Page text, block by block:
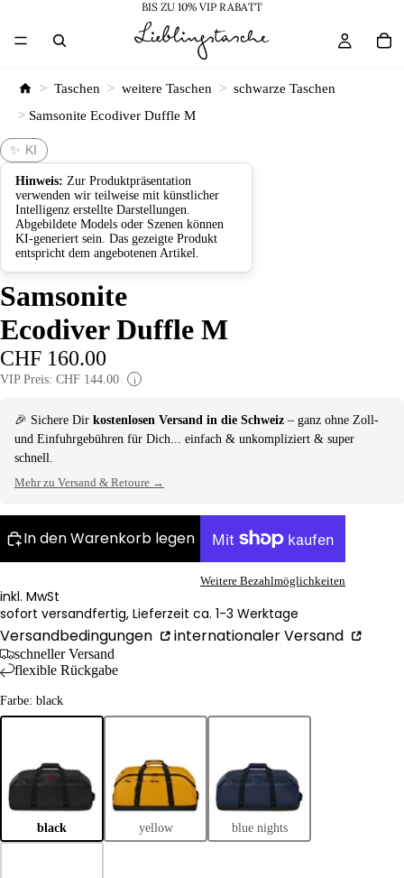
BIS ZU 10% VIP RABATT
> Taschen > weitere Taschen > schwarze Taschen
> Samsonite Ecodiver Duffle M
✨ KI
Hinweis: Zur Produktpräsentation
verwenden wir teilweise mit künstlicher
Intelligenz erstellte Darstellungen.
Abgebildete Models oder Szenen können
KI-generiert sein. Das gezeigte Produkt
entspricht dem angebotenen Artikel.
Samsonite
Ecodiver Duffle M
CHF 160.00
VIP Preis: CHF 144.00 i
🎉 Sichere Dir kostenlosen Versand in die Schweiz – ganz ohne Zoll-
und Einfuhrgebühren für Dich... einfach & unkompliziert & super
schnell.
Mehr zu Versand & Retoure →
In den Warenkorb legen
Weitere Bezahlmöglichkeiten
inkl. MwSt
sofort versandfertig, Lieferzeit ca. 1-3 Werktage
Versandbedingungen internationaler Versand
schneller Versand
flexible Rückgabe
Farbe: black
black yellow blue nights